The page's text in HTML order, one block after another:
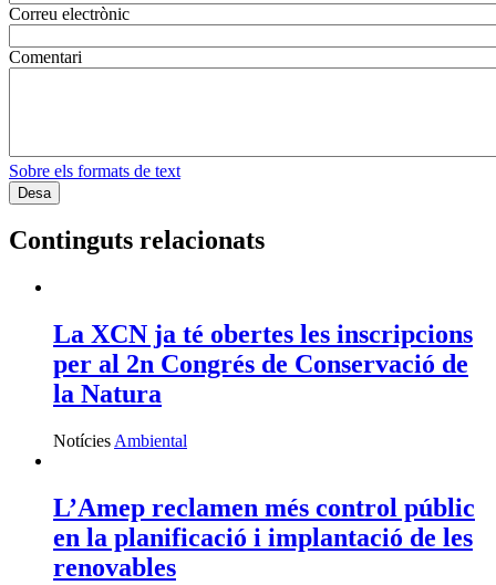
Correu electrònic
Comentari
Sobre els formats de text
Continguts relacionats
La XCN ja té obertes les inscripcions
per al 2n Congrés de Conservació de
la Natura
Notícies Ambiental
L’Amep reclamen més control públic
en la planificació i implantació de les
renovables